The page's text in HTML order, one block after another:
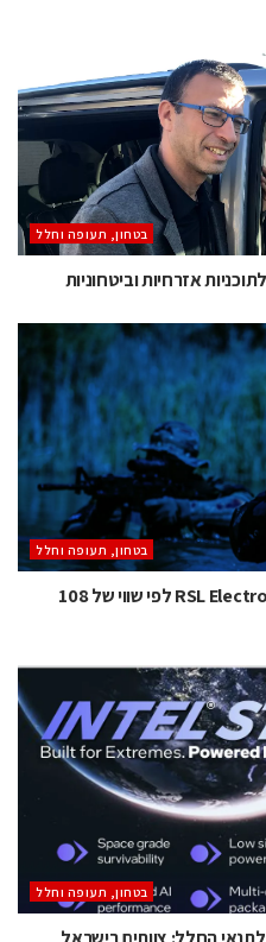
בטחון, תעופה וחלל
בטחון, תעופה וחלל
קרן IPE רוכשת את השליטה ב־RSL Electronics לפי שווי של 108
בטחון, תעופה וחלל